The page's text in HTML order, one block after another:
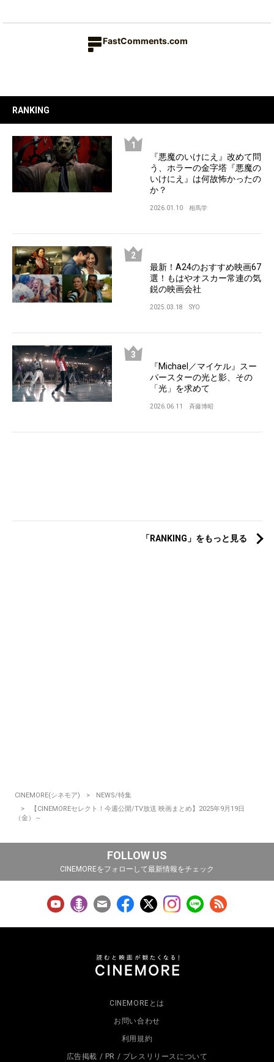
FastComments.com
RANKING
『悪魔のいけにえ』改めて問
う、ホラーの金字塔『悪魔の
いけにえ』は何故怖かったの
か？
2026.01.10 相馬学
最新！A24のおすすめ映画67
選！もはやオスカー常連の気
鋭の映画会社
2025.03.18 SYO
『Michael／マイケル』スー
パースターの光と影、その
「光」を求めて
2026.06.11 斉藤博昭
「RANKING」をもっと見る
CINEMORE(シネモア)
NEWS/特集
【CINEMOREセレクト！今週公開/TV放送 映画まとめ】2025年9月19日
（金）～
FOLLOW US
CINEMOREをフォローして最新情報をチェック
CINEMOREとは
お問い合わせ
利用規約
広告掲載 / PR / プレスリリースについて